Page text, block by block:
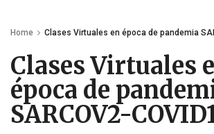
Home Clases Virtuales en época de pandemia
Clases Virtuales
época de
SARCOV2-